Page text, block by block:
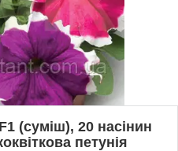
(суміш), 20 насінин
петунія